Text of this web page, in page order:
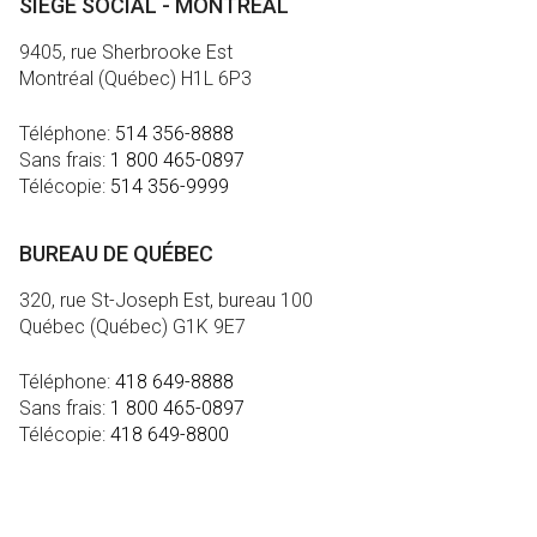
SIÈGE SOCIAL - MONTRÉAL
9405, rue Sherbrooke Est
Montréal (Québec) H1L 6P3
Téléphone: 514 356-8888
Sans frais: 1 800 465-0897
Télécopie: 514 356-9999
BUREAU DE QUÉBEC
320, rue St-Joseph Est, bureau 100
Québec (Québec) G1K 9E7
Téléphone: 418 649-8888
Sans frais: 1 800 465-0897
Télécopie: 418 649-8800